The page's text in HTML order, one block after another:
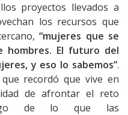
proyectos llevados a
los recursos que
“mujeres que se
hombres. El futuro del
y eso lo sabemos”.
recordó que vive en
de afrontar el reto
de lo que las